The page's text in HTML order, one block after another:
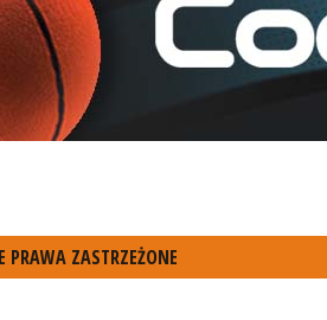
ZASTRZEŻONE